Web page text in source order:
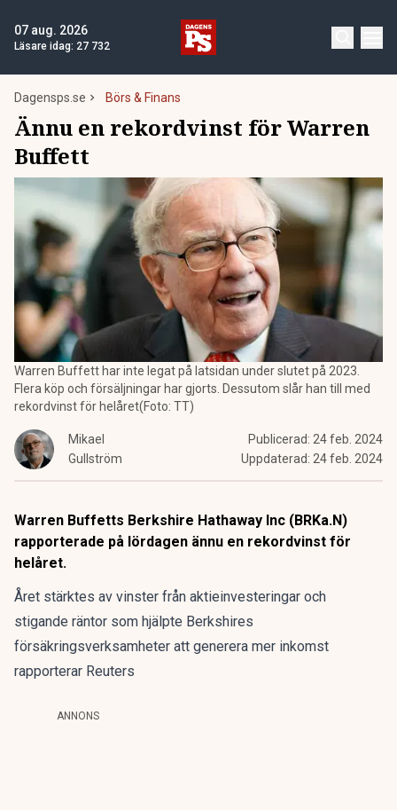
07 aug. 2026
Läsare idag: 27 732
Dagensps.se Börs & Finans
Ännu en rekordvinst för Warren
Buffett
Warren Buffett har inte legat på latsidan under slutet på 2023.
Flera köp och försäljningar har gjorts. Dessutom slår han till med
rekordvinst för helåret(Foto: TT)
Mikael
Gullström
Publicerad: 24 feb. 2024
Uppdaterad: 24 feb. 2024
Warren Buffetts Berkshire Hathaway Inc (BRKa.N)
rapporterade på lördagen ännu en rekordvinst för
helåret.
Året stärktes av vinster från aktieinvesteringar och
stigande räntor som hjälpte Berkshires
försäkringsverksamheter att generera mer inkomst
rapporterar Reuters
ANNONS